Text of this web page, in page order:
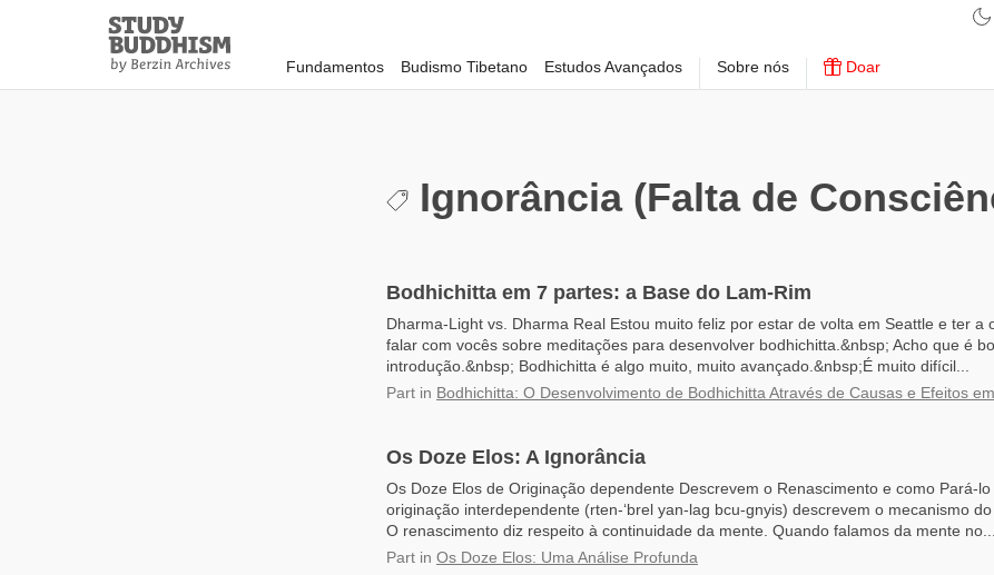
Study
Buddhism
Home
Fundamentos Budismo Tibetano Estudos Avançados Sobre nós Doar
Ignorância (Falta de
Bodhichitta em 7 partes: a Base do Lam-Rim
Dharma-Light vs. Dharma Real Estou muito feliz por estar de volta em Seattle e ter a
falar com vocês sobre meditações para desenvolver bodhichitta.&nbsp; Acho que é
introdução.&nbsp; Bodhichitta é algo muito, muito avançado.&nbsp;É muito difícil...
Part in Bodhichitta: O Desenvolvimento de Bodhichitta Através de Causas e Efeitos
Os Doze Elos: A Ignorância
Os Doze Elos de Originação dependente Descrevem o Renascimento e como Pará-
originação interdependente (rten-‘brel yan-lag bcu-gnyis) descrevem o mecanismo do
O renascimento diz respeito à continuidade da mente. Quando falamos da mente no...
Part in Os Doze Elos: Uma Análise Profunda